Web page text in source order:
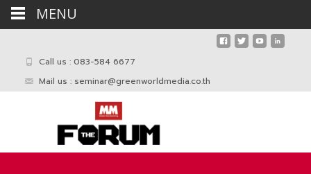
Call us : 083-584 6677
Mail us : seminar@greenworldmedia.co.th
MENU